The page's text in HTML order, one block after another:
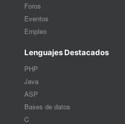
Foros
Eventos
Empleo
Lenguajes Destacados
PHP
Java
ASP
Bases de datos
C